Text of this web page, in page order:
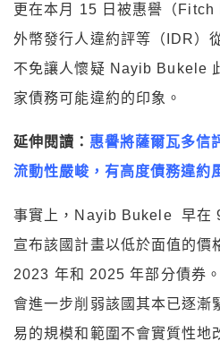
更在本月 15 日被惠譽（
外幣發行人違約評等（IDR）
不免讓人懷疑 Nayib Bukele
家債務可能違約的印象。
延伸閱讀： 惠譽將薩爾瓦多信
流動性嚴峻，有高度債務違約
事實上，Nayib Bukele 早在
宣布該國計畫以低於面值的價
2023 年和 2025 年部分債券
會進一步削弱該國其本已逐漸
易的規模和範圍不會實質性地